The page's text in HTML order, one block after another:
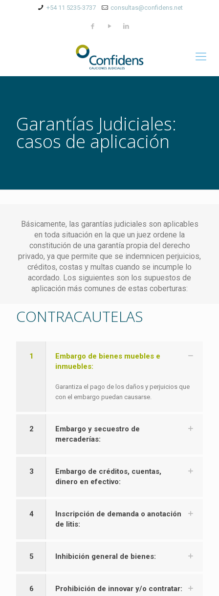
+54 11 5235-3737 consultas@confidens.net
Garantías Judiciales:
casos de aplicación
Básicamente, las garantías judiciales son aplicables
en toda situación en la que un juez ordene la
constitución de una garantía propia del derecho
privado, ya que permite que se indemnicen perjuicios,
créditos, costas y multas cuando se incumple lo
acordado. Los siguientes son los supuestos de
aplicación más comunes de estas coberturas:
CONTRACAUTELAS
1
Embargo de bienes muebles e
inmuebles:
Garantiza el pago de los daños y perjuicios que
con el embargo puedan causarse.
2
Embargo y secuestro de
mercaderías:
3
Embargo de créditos, cuentas,
dinero en efectivo:
4
Inscripción de demanda o anotación
de litis:
5 Inhibición general de bienes:
6 Prohibición de innovar y/o contratar: